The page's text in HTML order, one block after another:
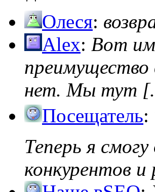
Олеся:
Alex: Вот
преимущество
нет. Мы тут
Посещатель:
Теперь я
конкурентов